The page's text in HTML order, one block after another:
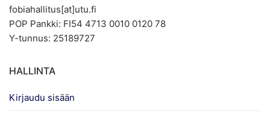
fobiahallitus[at]utu.fi
POP Pankki: FI54 4713 0010 0120 78
Y-tunnus: 25189727
HALLINTA
Kirjaudu sisään